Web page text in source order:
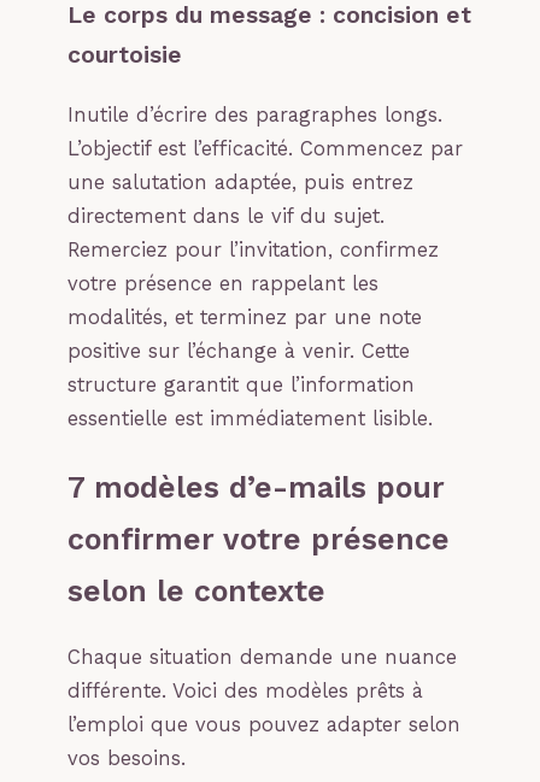
Le corps du message : concision et
courtoisie
Inutile d’écrire des paragraphes longs.
L’objectif est l’efficacité. Commencez par
une salutation adaptée, puis entrez
directement dans le vif du sujet.
Remerciez pour l’invitation, confirmez
votre présence en rappelant les
modalités, et terminez par une note
positive sur l’échange à venir. Cette
structure garantit que l’information
essentielle est immédiatement lisible.
7 modèles d’e-mails pour
confirmer votre présence
selon le contexte
Chaque situation demande une nuance
différente. Voici des modèles prêts à
l’emploi que vous pouvez adapter selon
vos besoins.